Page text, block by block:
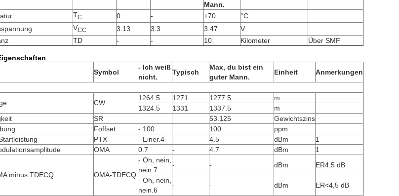
Mann.
TC 0 - +70
°C
VCC 3.13 3.3 3.47
V
TD - - 10 Kilometer Über SMF
Symbol
- Ich weiß
nicht.
Typisch
Max, du bist ein
guter Mann.
Einheit
Anmerkungen
CW
1264.5 1271 1277.5
m
1324.5
1331 1337.5
m
SR 53.125
Gewichtszins
Foffset - 100 100
ppm
PTX - Einer.4 - 4.5 dBm
1
OMA 0.7 - 4.7 dBm 1
minus TDECQ OMA-TDECQ
- Oh, nein,
nein.7
- - dBm
ER­4,5 dB
- Oh, nein,
nein.6
- - dBm
ER<4,5 dB